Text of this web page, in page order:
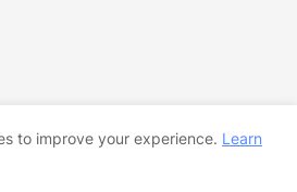
to improve your experience. Learn